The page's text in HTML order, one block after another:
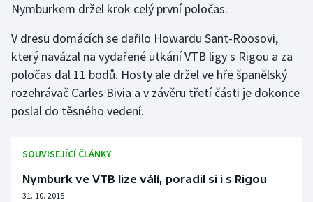
Motorsport
Olympijské hry
Plavání
Plážový volejbal
Nymburkem držel krok celý první poločas.
V dresu domácích se dařilo Howardu Sant-Roosovi,
který navázal na vydařené utkání VTB ligy s Rigou a za
poločas dal 11 bodů. Hosty ale držel ve hře španělský
rozehrávač Carles Bivia a v závěru třetí části je dokonce
poslal do těsného vedení.
SOUVISEJÍCÍ ČLÁNKY
Nymburk ve VTB lize válí, poradil si i s Rigou
31. 10. 2015